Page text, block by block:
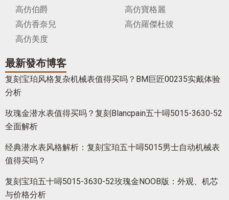
高仿伯爵
高仿寶格麗
高仿香奈兒
高仿羅傑杜彼
高仿美度
最新發布博客
复刻宝珀风格复杂机械表值得买吗？BM巨匠00235实戴体验
分析
玫瑰金潜水表值得买吗？复刻Blancpain五十噚5015-3630-52
全面解析
经典潜水表风格解析：复刻宝珀五十噚5015男士自动机械表
值得买吗？
复刻宝珀五十噚5015-3630-52玫瑰金NOOB版：外观、机芯
与价格分析